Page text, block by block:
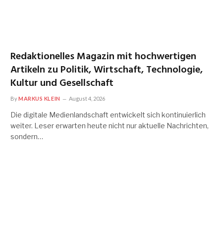
Redaktionelles Magazin mit hochwertigen
Artikeln zu Politik, Wirtschaft, Technologie,
Kultur und Gesellschaft
ByMARKUS KLEIN August 4, 2026
Die digitale Medienlandschaft entwickelt sich kontinuierlich
weiter. Leser erwarten heute nicht nur aktuelle Nachrichten,
sondern…